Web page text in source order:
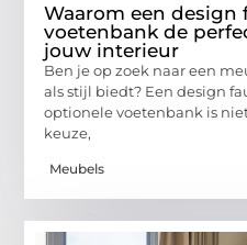
Waarom een design
voetenbank de
jouw interieur
Ben je op zoek naar een
als stijl biedt? Een design
optionele voetenbank is
keuze,
Meubels